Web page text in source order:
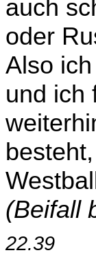
auch
oder
Also
und ich
(Beifall
22.39